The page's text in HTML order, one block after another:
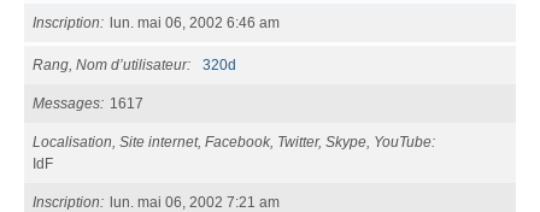
Inscription lun. mai 06, 2002 6:46 am
Rang, Nom d’utilisateur 320d
Messages 1617
Localisation, Site internet, Facebook, Twitter, Skype, YouTube
IdF
Inscription lun. mai 06, 2002 7:21 am